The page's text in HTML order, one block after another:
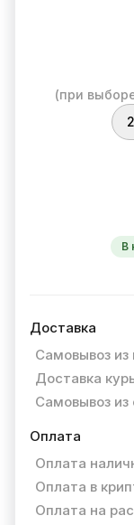
(при
В
Доставка
Самовывоз из
Доставка
Самовывоз
Оплата
Оплата
Оплата в
Оплата на